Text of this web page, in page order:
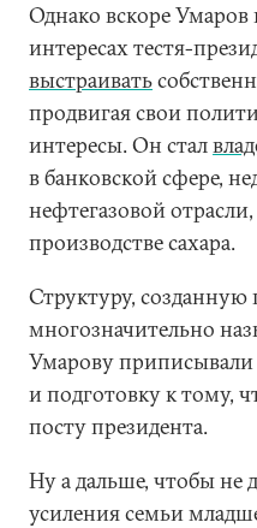
Однако вскоре Умаров
интересах тестя-
выстраивать
продвигая свои
интересы. Он стал
в банковской сфере,
нефтегазовой
производстве сахара.
Структуру, созданную
многозначительно
Умарову
и подготовку к тому,
посту президента.
Ну а дальше, чтобы не
усиления семьи